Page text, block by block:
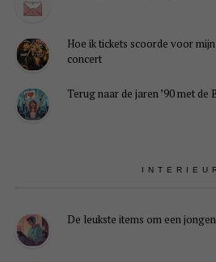
Hoe ik tickets scoorde voor
concert
Terug naar de jaren ’90 met de
De leukste items om een